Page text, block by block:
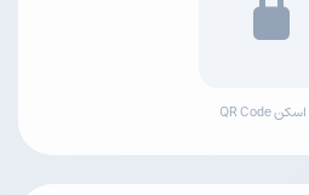
اسکن QR Code